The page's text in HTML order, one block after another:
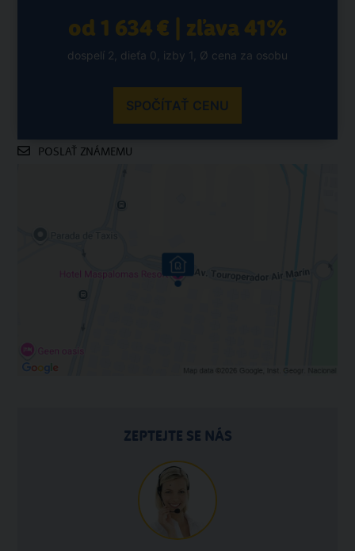
od 1 634 € | zľava 41%
dospelí 2, dieťa 0, izby 1, Ø cena za osobu
SPOČÍTAŤ CENU
POSLAŤ ZNÁMEMU
ZEPTEJTE SE NÁS